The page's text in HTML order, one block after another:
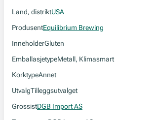
Land, distriktUSA
ProdusentEquilibrium Brewing
InneholderGluten
EmballasjetypeMetall, Klimasmart
KorktypeAnnet
UtvalgTilleggsutvalget
GrossistDGB Import AS